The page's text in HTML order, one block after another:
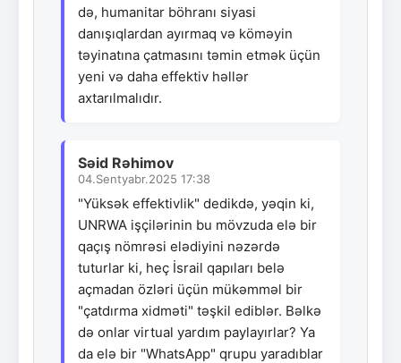
də, humanitar böhranı siyasi
danışıqlardan ayırmaq və köməyin
təyinatına çatmasını təmin etmək üçün
yeni və daha effektiv həllər
axtarılmalıdır.
Səid Rəhimov
04.Sentyabr.2025 17:38
"Yüksək effektivlik" dedikdə, yəqin ki,
UNRWA işçilərinin bu mövzuda elə bir
qaçış nömrəsi elədiyini nəzərdə
tuturlar ki, heç İsrail qapıları belə
açmadan özləri üçün mükəmməl bir
"çatdırma xidməti" təşkil ediblər. Bəlkə
də onlar virtual yardım paylayırlar? Ya
da elə bir "WhatsApp" qrupu yaradıblar